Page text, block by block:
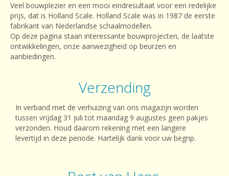
Veel bouwplezier en een mooi eindresultaat voor een redelijke
prijs, dat is Holland Scale. Holland Scale was in 1987 de eerste
fabrikant van Nederlandse schaalmodellen.
Op deze pagina staan interessante bouwprojecten, de laatste
ontwikkelingen, onze aanwezigheid op beurzen en
aanbiedingen.
Verzending
In verband met de verhuizing van ons magazijn worden
tussen vrijdag 31 juli tot maandag 9 augustes geen pakjes
verzonden. Houd daarom rekening met een langere
levertijd in deze periode. Hartelijk dank voor uw begrip.